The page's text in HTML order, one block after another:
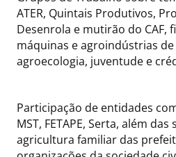
ATER, Quintais Produtivos,
Desenrola e mutirão do CAF,
máquinas e agroindústrias
agroecologia, juventude e
Participação de entidades
MST, FETAPE, Serta, além
agricultura familiar das